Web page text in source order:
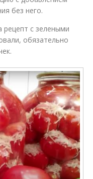
без него.
с зелеными
обязательно